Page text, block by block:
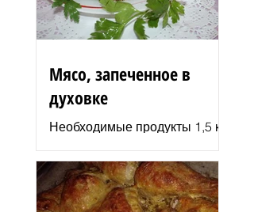
Мясо, запеченное в
духовке
Необходимые продукты 1,5 кг
паприка смесь сухих
итальянских трав черный
молотый перец 2–3 ст. л.